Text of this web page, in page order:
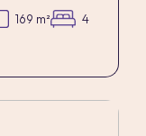
169 m² 4